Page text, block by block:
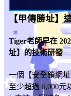
【甲傳勝址】
Tiger老師早在
址】的技術研發
一個【安全鎖網
至少超過 6,000元